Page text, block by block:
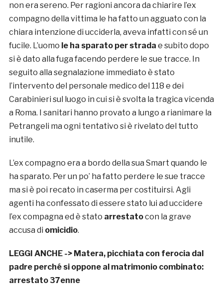
non era sereno. Per ragioni ancora da chiarire l’ex
compagno della vittima le ha fatto un agguato con la
chiara intenzione di ucciderla, aveva infatti con sé un
fucile. L’uomo le ha sparato per strada e subito dopo
si è dato alla fuga facendo perdere le sue tracce. In
seguito alla segnalazione immediato è stato
l’intervento del personale medico del 118 e dei
Carabinieri sul luogo in cui si è svolta la tragica vicenda
a Roma. I sanitari hanno provato a lungo a rianimare la
Petrangeli ma ogni tentativo si è rivelato del tutto
inutile.
L’ex compagno era a bordo della sua Smart quando le
ha sparato. Per un po’ ha fatto perdere le sue tracce
ma si è poi recato in caserma per costituirsi. Agli
agenti ha confessato di essere stato lui ad uccidere
l’ex compagna ed è stato arrestatocon la grave
accusa di omicidio.
LEGGI ANCHE -> Matera, picchiata con ferocia dal
padre perché si oppone al matrimonio combinato:
arrestato 37enne